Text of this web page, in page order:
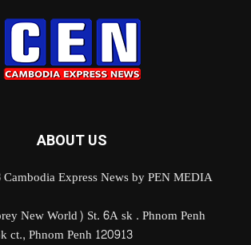
ABOUT US
Express News by PEN MEDIA
New World) St. 6A sk . Phnom Penh
ct., Phnom Penh 120913